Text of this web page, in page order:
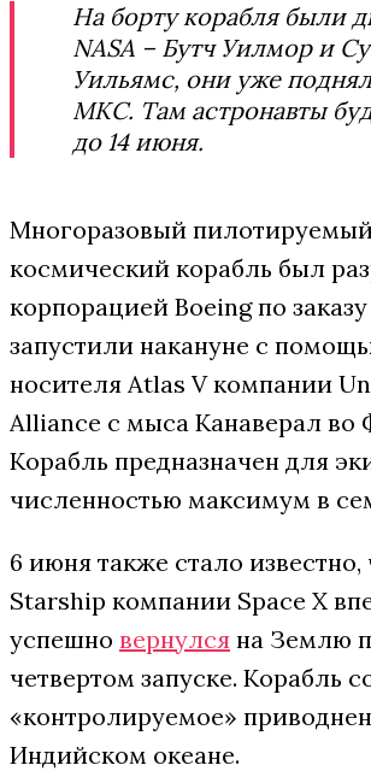
На борту корабля были
NASA – Бутч Уилмор и
Уильямс, они уже
МКС. Там астронавты
до 14 июня.
Многоразовый
космический корабль был
корпорацией Boeing по заказу
запустили накануне с
носителя Atlas V компании
Alliance с мыса Канаверал во
Корабль предназначен для
численностью максимум в
6 июня также стало известно,
Starship компании Space X
успешно вернулся на Землю
четвертом запуске. Корабль
«контролируемое»
Индийском океане.